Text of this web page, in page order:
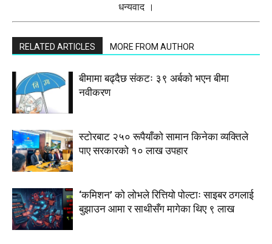
धन्यवाद ।
RELATED ARTICLES MORE FROM AUTHOR
बीमामा बढ्दैछ संकटः ३९ अर्बको भएन बीमा
नवीकरण
स्टाेरबाट २५० रूपैयाँको सामान किनेका व्यक्तिले
पाए सरकारको १० लाख उपहार
‘कमिशन’ को लोभले रित्तियो पोल्टाः साइबर ठगलाई
बुझाउन आमा र साथीसँग मागेका थिए ९ लाख